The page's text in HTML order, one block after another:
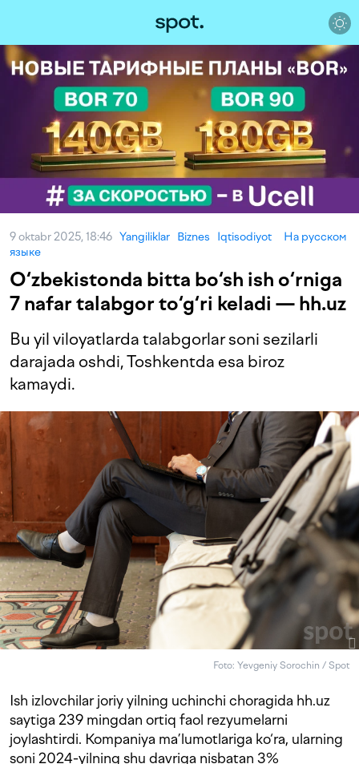
9 oktabr 2025, 18:46 Yangiliklar Biznes Iqtisodiyot
На русском
языке
O‘zbekistonda bitta bo‘sh ish o‘rniga
7 nafar talabgor to‘g‘ri keladi — hh.uz
Bu yil viloyatlarda talabgorlar soni sezilarli
darajada oshdi, Toshkentda esa biroz
kamaydi.
Foto: Yevgeniy Sorochin / Spot
Ish izlovchilar joriy yilning uchinchi choragida hh.uz
saytiga 239 mingdan ortiq faol rezyumelarni
joylashtirdi. Kompaniya ma’lumotlariga ko‘ra, ularning
soni 2024-yilning shu davriga nisbatan 3%